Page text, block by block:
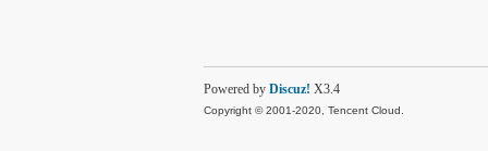
Powered by Discuz! X3.4
Copyright © 2001-2020, Tencent Cloud.